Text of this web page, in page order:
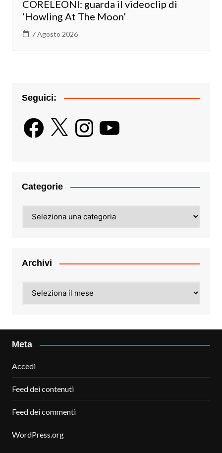
CORELEONI: guarda il videoclip di
‘Howling At The Moon’
7 Agosto 2026
Seguici:
Facebook
X InstagramYouTube
Categorie
Archivi
Meta
Accedi
Feed dei contenuti
Feed dei commenti
WordPress.org